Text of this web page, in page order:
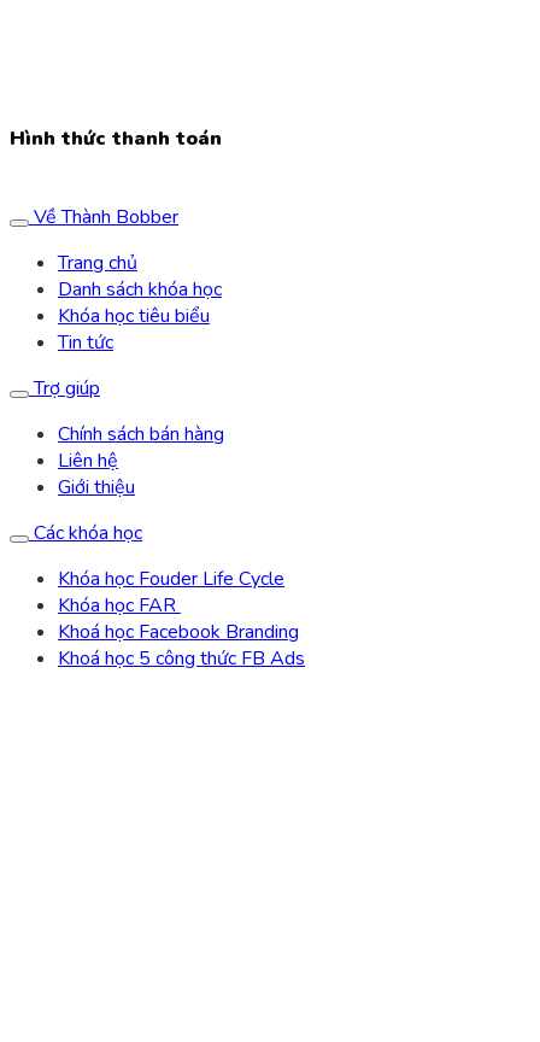
Hình thức thanh toán
Về Thành Bobber
Trang chủ
Danh sách khóa học
Khóa học tiêu biểu
Tin tức
Trợ giúp
Chính sách bán hàng
Liên hệ
Giới thiệu
Các khóa học
Khóa học Fouder Life Cycle
Khóa học FAR
Khoá học Facebook Branding
Khoá học 5 công thức FB Ads